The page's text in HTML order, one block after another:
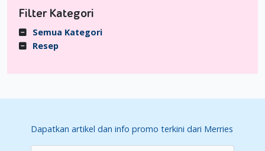
Filter Kategori
Semua Kategori
Resep
Dapatkan artikel dan info promo terkini dari Merries